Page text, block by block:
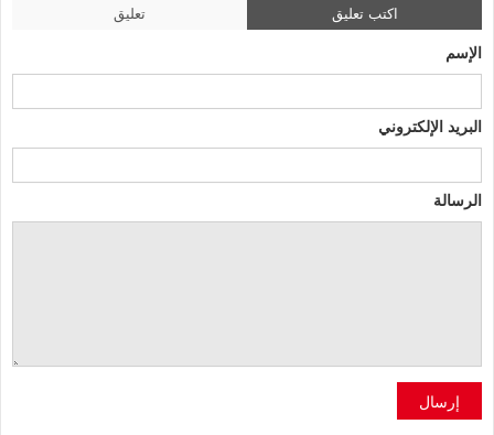
اكتب تعليق تعليق
الإسم
البريد الإلكتروني
الرسالة
إرسال